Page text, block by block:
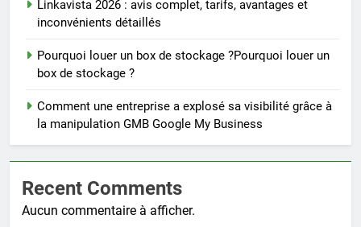
Linkavista 2026 : avis complet, tarifs, avantages et
inconvénients détaillés
Pourquoi louer un box de stockage ?Pourquoi louer un
box de stockage ?
Comment une entreprise a explosé sa visibilité grâce à
la manipulation GMB Google My Business
Recent Comments
Aucun commentaire à afficher.